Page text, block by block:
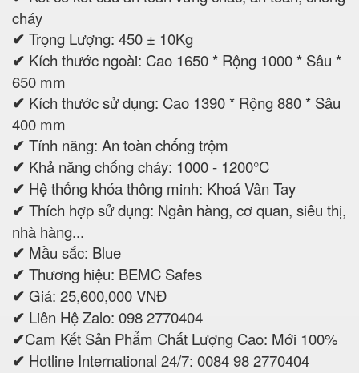
cháy
✔ Trọng Lượng: 450 ± 10Kg
✔ Kích thước ngoài: Cao 1650 * Rộng 1000 * Sâu *
650 mm
✔ Kích thước sử dụng: Cao 1390 * Rộng 880 * Sâu
400 mm
✔ Tính năng: An toàn chống trộm
✔ Khả năng chống cháy: 1000 - 1200°C
✔ Hệ thống khóa thông minh: Khoá Vân Tay
✔ Thích hợp sử dụng: Ngân hàng, cơ quan, siêu thị,
nhà hàng...
✔ Mầu sắc: Blue
✔ Thương hiệu: BEMC Safes
✔ Giá: 25,600,000 VNĐ
✔ Liên Hệ Zalo: 098 2770404
✔Cam Kết Sản Phẩm Chất Lượng Cao: Mới 100%
✔ Hotline International 24/7: 0084 98 2770404